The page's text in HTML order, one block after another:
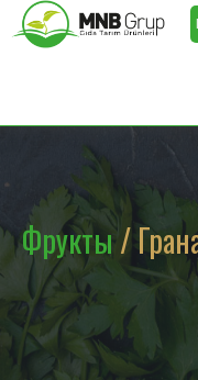
Фрукты/